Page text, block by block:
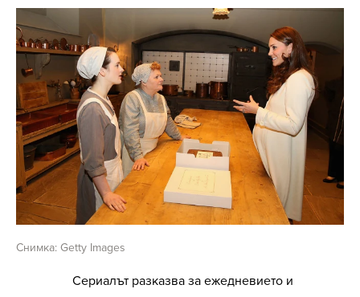
Снимка: Getty Images
Сериалът разказва за ежедневието и